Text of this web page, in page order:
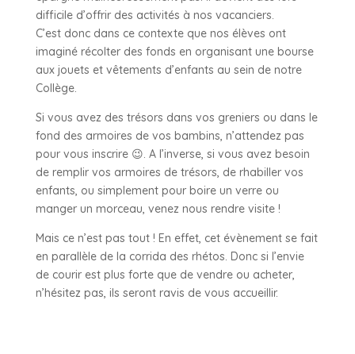
difficile d’offrir des activités à nos vacanciers.
C’est donc dans ce contexte que nos élèves ont
imaginé récolter des fonds en organisant une bourse
aux jouets et vêtements d’enfants au sein de notre
Collège.
Si vous avez des trésors dans vos greniers ou dans le
fond des armoires de vos bambins, n’attendez pas
pour vous inscrire 😉. A l’inverse, si vous avez besoin
de remplir vos armoires de trésors, de rhabiller vos
enfants, ou simplement pour boire un verre ou
manger un morceau, venez nous rendre visite !
Mais ce n’est pas tout ! En effet, cet évènement se fait
en parallèle de la corrida des rhétos. Donc si l’envie
de courir est plus forte que de vendre ou acheter,
n’hésitez pas, ils seront ravis de vous accueillir.